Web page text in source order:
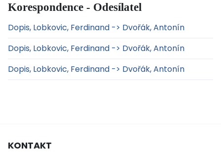
Korespondence - Odesílatel
Dopis, Lobkovic, Ferdinand -> Dvořák, Antonín
Dopis, Lobkovic, Ferdinand -> Dvořák, Antonín
Dopis, Lobkovic, Ferdinand -> Dvořák, Antonín
KONTAKT